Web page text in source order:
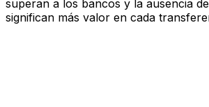
superan a los bancos y la ausencia
significan más valor en cada